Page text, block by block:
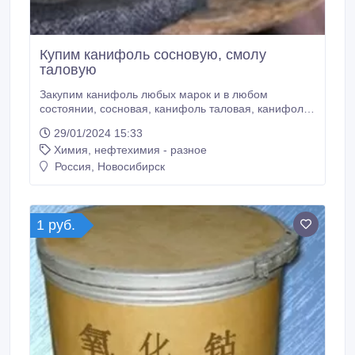
Купим канифоль сосновую, смолу
таловую
Закупим канифоль любых марок и в любом
состоянии, сосновая, канифоль таловая, канифоль
марка А, сосновая живичная канифоль, куплю
экстракционную канифоль, эфиры из канифоли, в
деревянных бочках с хранения, в картонно-
29/01/2024 15:33
Химия, нефтехимия - разное
Россия, Новосибирск
1 руб.